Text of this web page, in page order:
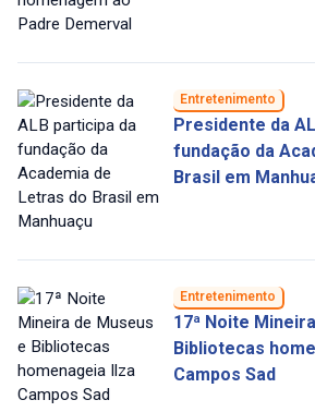
Entretenimento
Presidente da
fundação da
Brasil em
Entretenimento
17ª Noite
Bibliotecas
Campos Sad